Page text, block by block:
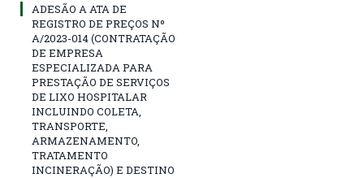
ADESÃO A ATA DE
REGISTRO DE PREÇOS Nº
A/2023-014 (CONTRATAÇÃO
DE EMPRESA
ESPECIALIZADA PARA
PRESTAÇÃO DE SERVIÇOS
DE LIXO HOSPITALAR
INCLUINDO COLETA,
TRANSPORTE,
ARMAZENAMENTO,
TRATAMENTO
INCINERAÇÃO) E DESTINO